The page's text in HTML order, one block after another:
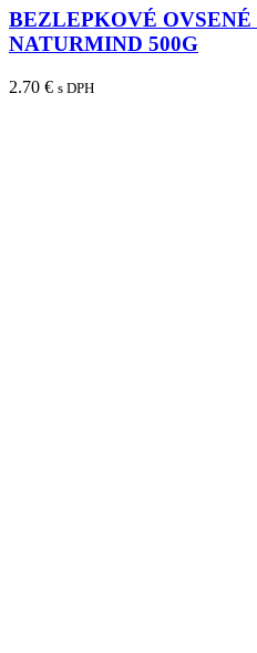
BEZLEPKOVÉ
NATURMIND 500G
2.70 € s DPH